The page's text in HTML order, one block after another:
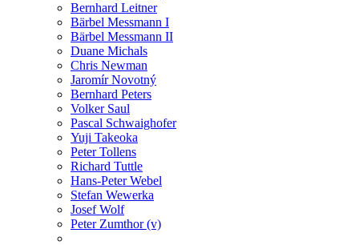
Bernhard Leitner
Bärbel Messmann I
Bärbel Messmann II
Duane Michals
Chris Newman
Jaromír Novotný
Bernhard Peters
Volker Saul
Pascal Schwaighofer
Yuji Takeoka
Peter Tollens
Richard Tuttle
Hans-Peter Webel
Stefan Wewerka
Josef Wolf
Peter Zumthor (v)